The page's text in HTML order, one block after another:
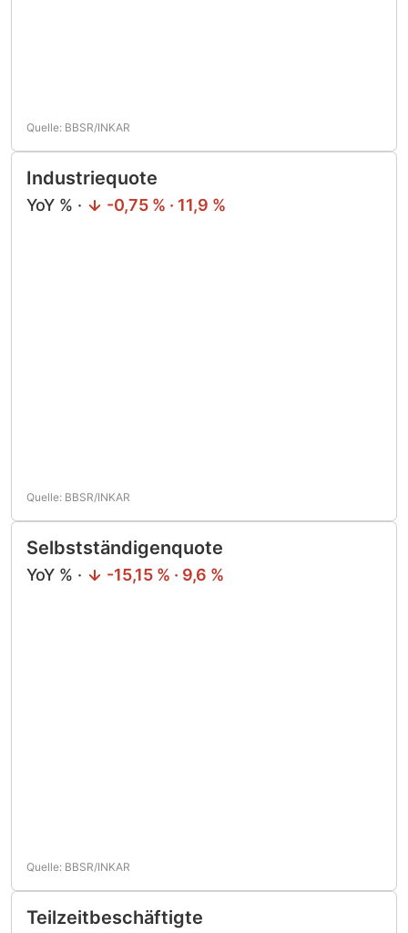
Quelle: BBSR/INKAR
Industriequote
YoY % · -0,75 % · 11,9 %
Quelle: BBSR/INKAR
Selbstständigenquote
YoY % · -15,15 % · 9,6 %
Quelle: BBSR/INKAR
Teilzeitbeschäftigte